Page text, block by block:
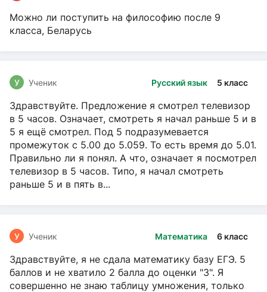
Можно ли поступить на философию после 9
класса, Беларусь
Русский язык 5 класс
У Ученик
Здравствуйте. Предложение я смотрел телевизор
в 5 часов. Означает, смотреть я начал раньше 5 и в
5 я ещё смотрел. Под 5 подразумевается
промежуток с 5.00 до 5.059. То есть время до 5.01.
Правильно ли я понял. А что, означает я посмотрел
телевизор в 5 часов. Типо, я начал смотреть
раньше 5 и в пять в...
Математика 6 класс
У Ученик
Здравствуйте, я не сдала математику базу ЕГЭ. 5
баллов и не хватило 2 балла до оценки "3". Я
совершенно не знаю таблицу умножения, только